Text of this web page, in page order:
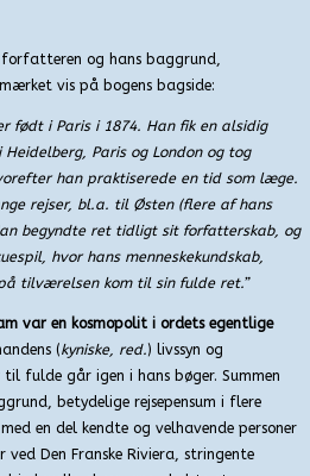
forfatteren og hans baggrund,
vis på bogens bagside:
født i Paris i 1874. Han fik en alsidig
Paris og London og tog
han praktiserede en tid som læge.
rejser, bl.a. til Østen (flere af hans
begyndte ret tidligt sit forfatterskab, og
hvor hans menneskekundskab,
tilværelsen kom til sin fulde ret.”
var en kosmopolit i ordets egentlige
(kyniske, red.) livssyn og
fulde går igen i hans bøger. Summen
betydelige rejsepensum i flere
en del kendte og velhavende personer
Den Franske Riviera, stringente